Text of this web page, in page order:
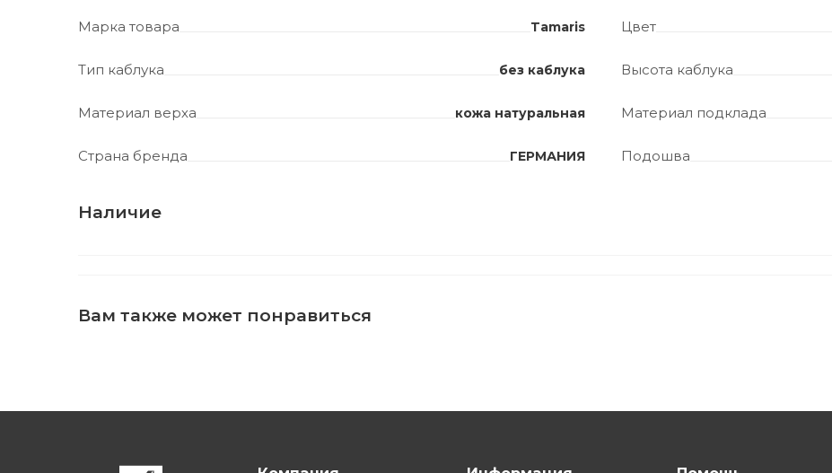
Марка товара Tamaris Цвет
Тип каблука без каблука Высота каблука
Материал верха кожа натуральная Материал подклада
Страна бренда ГЕРМАНИЯ Подошва
Наличие
Вам также может понравиться